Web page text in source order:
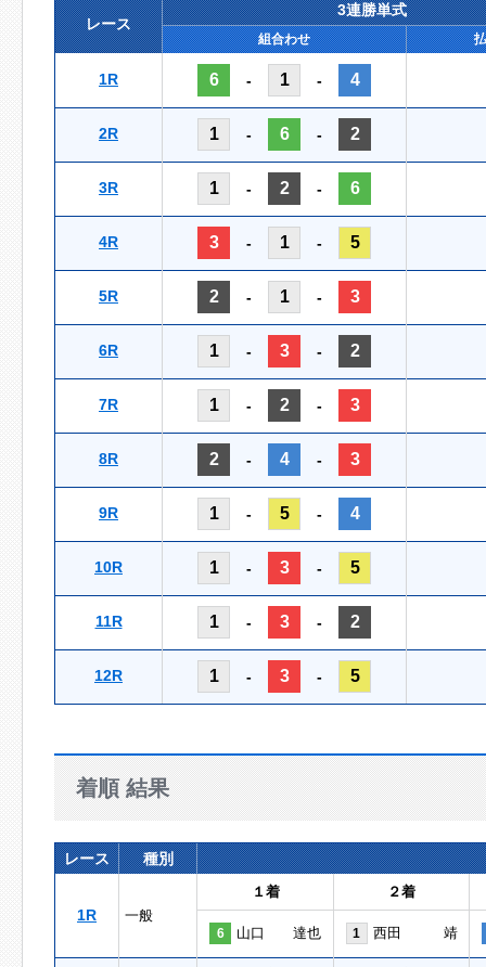
レース
3連勝単式
組合わせ
1R 6 - 1 - 4
2R 1 - 6 - 2
3R 1 - 2 - 6
4R 3 - 1 - 5
5R 2 - 1 - 3
6R 1 - 3 - 2
7R 1 - 2 - 3
8R 2 - 4 - 3
9R 1 - 5 - 4
10R 1 - 3 - 5
11R 1 - 3 - 2
12R 1 - 3 - 5
着順 結果
レース 種別
1R 一般
１着 ２着
6 山口 達也 1 西田 靖